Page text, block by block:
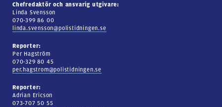
Chefredaktör och ansvarig utgivare:
Linda Svensson
070-399 86 00
linda.svensson@polistidningen.se
Reporter:
Per Hagström
070-329 80 45
per.hagstrom@polistidningen.se
Reporter:
Adrian Ericson
073-707 50 55